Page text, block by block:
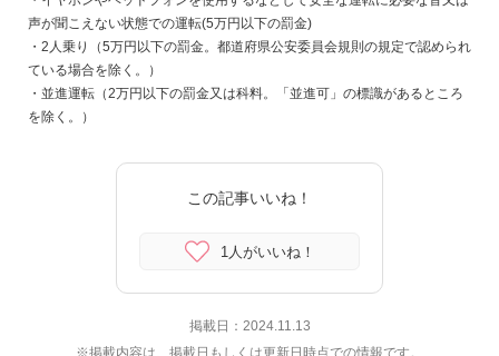
声が聞こえない状態での運転(5万円以下の罰金)
・2人乗り（5万円以下の罰金。都道府県公安委員会規則の規定で認められ
ている場合を除く。）
・並進運転（2万円以下の罰金又は科料。「並進可」の標識があるところ
を除く。）
この記事いいね！
1人がいいね！
掲載日： 2024.11.13
※掲載内容は、掲載日もしくは更新日時点での情報です。